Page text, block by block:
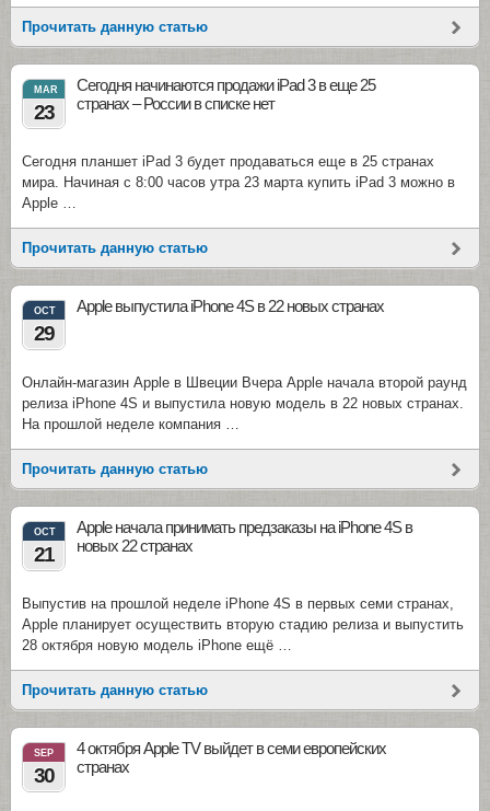
Прочитать данную статью
MAR
23
Сегодня начинаются продажи iPad 3 в еще 25
странах – России в списке нет
Сегодня планшет iPad 3 будет продаваться еще в 25 странах
мира. Начиная с 8:00 часов утра 23 марта купить iPad 3 можно в
Apple …
Прочитать данную статью
OCT
29
Apple выпустила iPhone 4S в 22 новых странах
Онлайн-магазин Apple в Швеции Вчера Apple начала второй раунд
релиза iPhone 4S и выпустила новую модель в 22 новых странах.
На прошлой неделе компания …
Прочитать данную статью
OCT
21
Apple начала принимать предзаказы на iPhone 4S в
новых 22 странах
Выпустив на прошлой неделе iPhone 4S в первых семи странах,
Apple планирует осуществить вторую стадию релиза и выпустить
28 октября новую модель iPhone ещё …
Прочитать данную статью
SEP
30
4 октября Apple TV выйдет в семи европейских
странах